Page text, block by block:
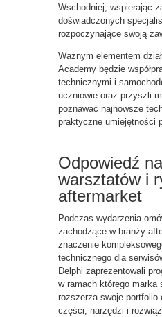
Wschodniej, wspierając
doświadczonych
rozpoczynające swoją
Ważnym elementem
Academy będzie
technicznymi i
uczniowie oraz przyszli
poznawać najnowsze
praktyczne umiejętności
Odpowiedź
warsztatów i
aftermarket
Podczas wydarzenia
zachodzące w branży
znaczenie
technicznego dla
Delphi zaprezentowali
w ramach którego marka
rozszerza swoje portfolio
części, narzędzi i